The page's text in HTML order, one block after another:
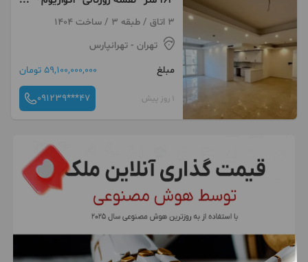
۲پارکینگ سندی
3 اتاق / طبقه 3 / ساخت 1404
تهران - تهرانپارس
مبلغ
59,100,000,000 تومان
1 روز پیش 091239***47